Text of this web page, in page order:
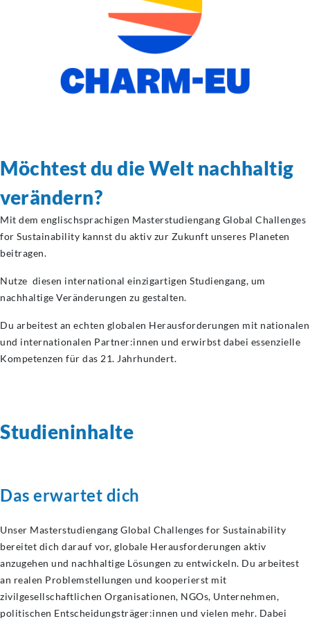
Möchtest du die Welt nachhaltig
verändern?
Mit dem englischsprachigen Masterstudiengang Global Challenges
for Sustainability kannst du aktiv zur Zukunft unseres Planeten
beitragen.
Nutze diesen international einzigartigen Studiengang, um
nachhaltige Veränderungen zu gestalten.
Du arbeitest an echten globalen Herausforderungen mit nationalen
und internationalen Partner:innen und erwirbst dabei essenzielle
Kompetenzen für das 21. Jahrhundert.
Studieninhalte
Das erwartet dich
Unser Masterstudiengang Global Challenges for Sustainability
bereitet dich darauf vor, globale Herausforderungen aktiv
anzugehen und nachhaltige Lösungen zu entwickeln. Du arbeitest
an realen Problemstellungen und kooperierst mit
zivilgesellschaftlichen Organisationen, NGOs, Unternehmen,
politischen Entscheidungsträger:innen und vielen mehr. Dabei